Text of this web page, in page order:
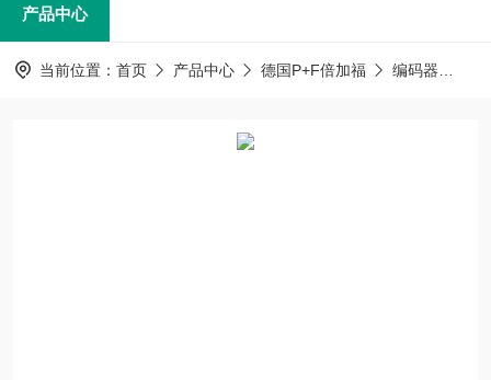
产品中心
当前位置： 首页 产品中心 德国P+F倍加福 编码器